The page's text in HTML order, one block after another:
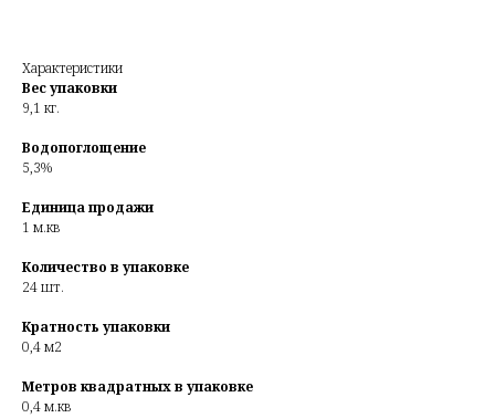
Характеристики
Вес упаковки
9,1 кг.
Водопоглощение
5,3%
Единица продажи
1 м.кв
Количество в упаковке
24 шт.
Кратность упаковки
0,4 м2
Метров квадратных в упаковке
0,4 м.кв